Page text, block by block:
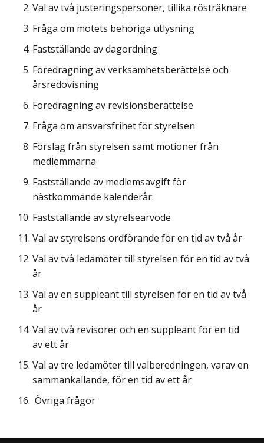
Val av två justeringspersoner, tillika rösträknare
Fråga om mötets behöriga utlysning
Fastställande av dagordning
Föredragning av verksamhetsberättelse och
årsredovisning
Föredragning av revisionsberättelse
Fråga om ansvarsfrihet för styrelsen
Förslag från styrelsen samt motioner från
medlemmarna
Fastställande av medlemsavgift för
nästkommande kalenderår.
Fastställande av styrelsearvode
Val av styrelsens ordförande för en tid av två år
Val av två ledamöter till styrelsen för en tid av två
år
Val av en suppleant till styrelsen för en tid av två
år
Val av två revisorer och en suppleant för en tid
av ett år
Val av tre ledamöter till valberedningen, varav en
sammankallande, för en tid av ett år
Övriga frågor